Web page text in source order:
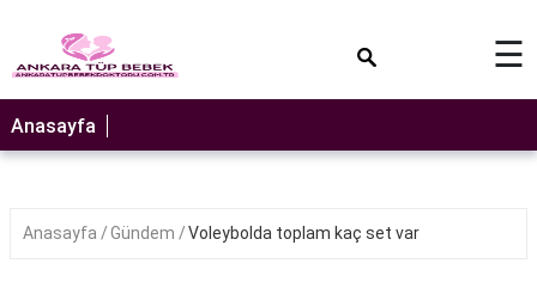
☰
Anasayfa
Anasayfa Gündem Voleybolda toplam kaç set var